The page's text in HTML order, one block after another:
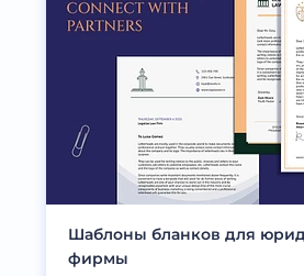
Шаблоны бланков для
фирмы